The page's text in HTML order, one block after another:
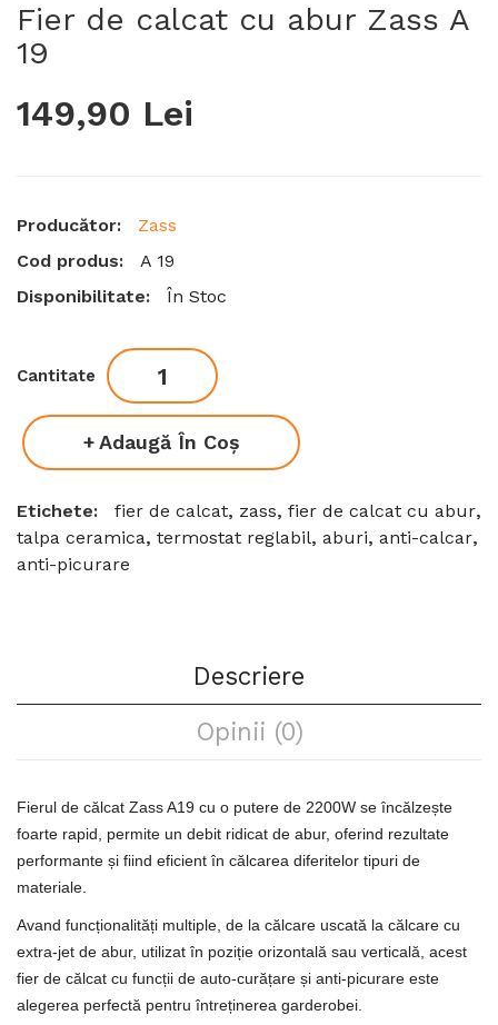
Fier de calcat cu abur Zass A
19
149,90 Lei
Producător:
Zass
Cod produs:
A 19
Disponibilitate:
În Stoc
Cantitate
Adaugă În Coş
Etichete: fier de calcat, zass, fier de calcat cu abur,
talpa ceramica, termostat reglabil, aburi, anti-calcar,
anti-picurare
Descriere
Opinii (0)
Fierul de călcat Zass A19 cu o putere de 2200W se încălzește
foarte rapid, permite un debit ridicat de abur, oferind rezultate
performante și fiind eficient în călcarea diferitelor tipuri de
materiale.
Avand funcționalități multiple, de la călcare uscată la călcare cu
extra-jet de abur, utilizat în poziție orizontală sau verticală, acest
fier de călcat cu funcții de auto-curățare și anti-picurare este
alegerea perfectă pentru întreținerea garderobei.